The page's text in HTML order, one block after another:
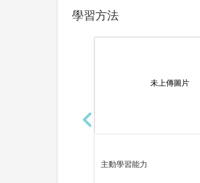
學習方法
未上傳圖片
主動學習能力